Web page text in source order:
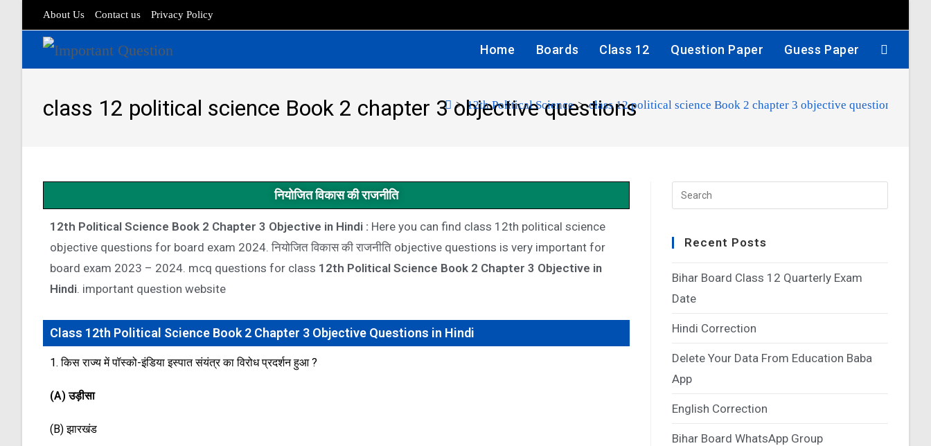
About Us Contact us Privacy Policy
Home Boards Class 12 Question Paper Guess Paper
class 12 political science Book 2 chapter 3 objective questions
> 12th Political Science > class 12 political science Book 2 chapter 3 objective questions
नियोजित विकास की राजनीति
12th Political Science Book 2 Chapter 3 Objective in Hindi : Here you can find class 12th political science
objective questions for board exam 2024.नियोजित विकास की राजनीति objective questions is very important for
board exam 2023 – 2024. mcq questions for class 12th Political Science Book 2 Chapter 3 Objective in
Hindi. important question website
Class 12th Political Science Book 2 Chapter 3 Objective Questions in Hindi
1. किस राज्य में पॉस्को-इंडिया इस्पात संयंत्र का विरोध प्रदर्शन हुआ ?
(A) उड़ीसा
(B) झारखंड
Recent Posts
Bihar Board Class 12 Quarterly Exam
Date
Hindi Correction
Delete Your Data From Education Baba
App
English Correction
Bihar Board WhatsApp Group